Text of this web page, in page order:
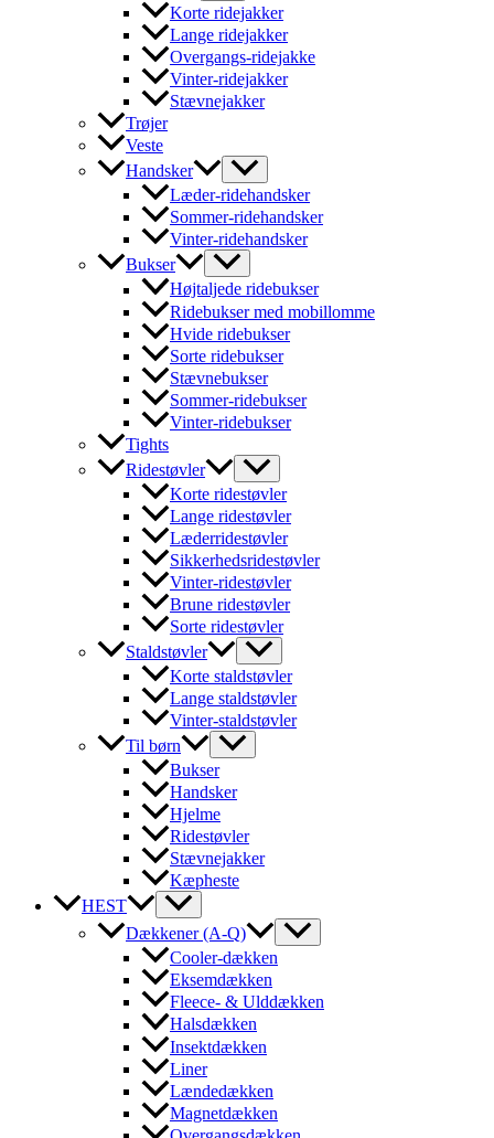
Korte ridejakker
Lange ridejakker
Overgangs-ridejakke
Vinter-ridejakker
Stævnejakker
Trøjer
Veste
Handsker
Læder-ridehandsker
Sommer-ridehandsker
Vinter-ridehandsker
Bukser
Højtaljede ridebukser
Ridebukser med mobillomme
Hvide ridebukser
Sorte ridebukser
Stævnebukser
Sommer-ridebukser
Vinter-ridebukser
Tights
Ridestøvler
Korte ridestøvler
Lange ridestøvler
Læderridestøvler
Sikkerhedsridestøvler
Vinter-ridestøvler
Brune ridestøvler
Sorte ridestøvler
Staldstøvler
Korte staldstøvler
Lange staldstøvler
Vinter-staldstøvler
Til børn
Bukser
Handsker
Hjelme
Ridestøvler
Stævnejakker
Kæpheste
HEST
Dækkener (A-Q)
Cooler-dækken
Eksemdækken
Fleece- & Ulddækken
Halsdækken
Insektdækken
Liner
Lændedækken
Magnetdækken